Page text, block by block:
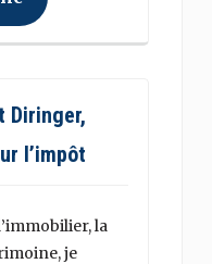
Diringer,
l’impôt
la
je